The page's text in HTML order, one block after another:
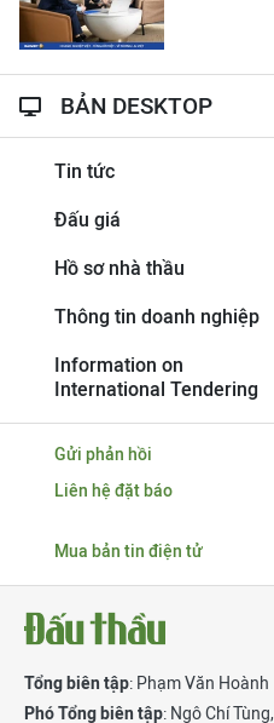
BẢN DESKTOP
Tin tức
Đấu giá
Hồ sơ nhà thầu
Thông tin doanh nghiệp
Information on
International Tendering
Gửi phản hồi
Liên hệ đặt báo
Mua bản tin điện tử
Tổng biên tập: Phạm Văn Hoành
Phó Tổng biên tập: Ngô Chí Tùng,